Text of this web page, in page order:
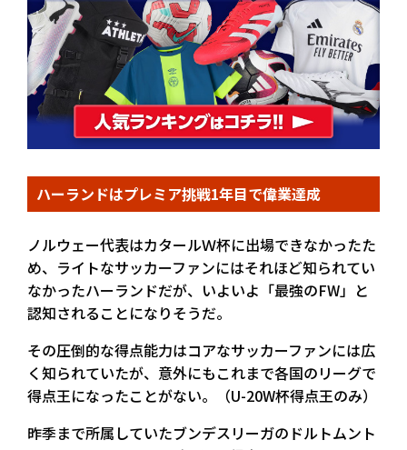
ハーランドはプレミア挑戦1年目で偉業達成
ノルウェー代表はカタールＷ杯に出場できなかったた
め、ライトなサッカーファンにはそれほど知られてい
なかったハーランドだが、いよいよ「最強のFW」と
認知されることになりそうだ。
その圧倒的な得点能力はコアなサッカーファンには広
く知られていたが、意外にもこれまで各国のリーグで
得点王になったことがない。（U-20W杯得点王のみ）
昨季まで所属していたブンデスリーガのドルトムント